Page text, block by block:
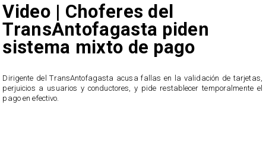
Video | Choferes del
TransAntofagasta piden
sistema mixto de pago
​Dirigente del TransAntofagasta acusa fallas en la validación de tarjetas,
perjuicios a usuarios y conductores, y pide restablecer temporalmente el
pago en efectivo.